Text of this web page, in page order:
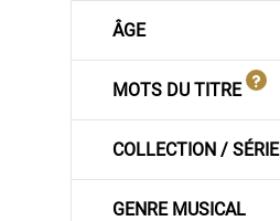
ÂGE
MOTS DU TITRE
COLLECTION / SÉRIE
GENRE MUSICAL